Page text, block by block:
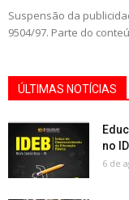
Suspensão da
9504/97. Parte do
ÚLTIMAS NOTÍCIAS
no
6 de